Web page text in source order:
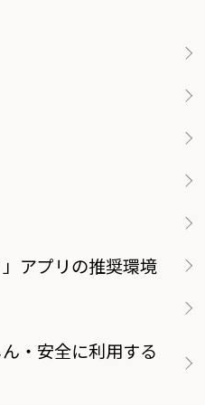
」アプリの推奨環境
・安全に利用する